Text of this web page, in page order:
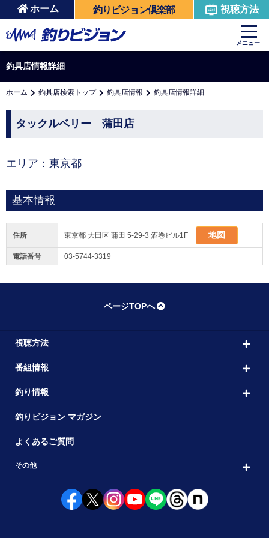
ホーム 釣りビジョン倶楽部 視聴方法
メニュー
釣具店情報詳細
ホーム 釣具店検索トップ 釣具店情報 釣具店情報詳細
タックルベリー 蒲田店
エリア：東京都
基本情報
住所 東京都 大田区 蒲田 5-29-3 酒巻ビル1F 地図
電話番号 03-5744-3319
ページTOPへ
視聴方法
番組情報
釣り情報
釣りビジョン マガジン
よくあるご質問
その他